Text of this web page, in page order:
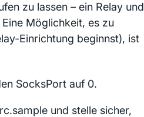
zu lassen – ein Relay und
Möglichkeit, es zu
Einrichtung beginnst), ist
SocksPort auf 0.
und stelle sicher,